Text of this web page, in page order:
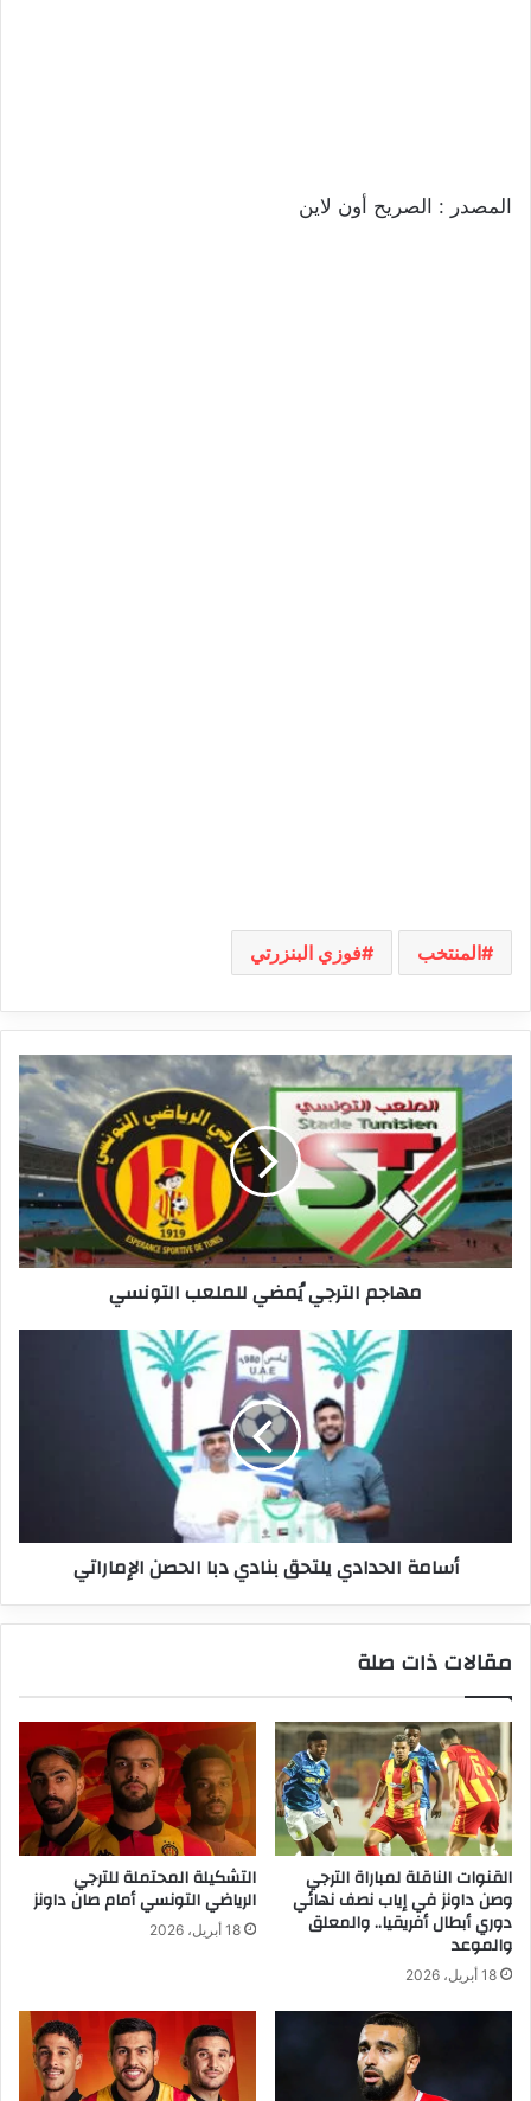
المصدر : الصريح أون لاين
المنتخب فوزي البنزرتي
مهاجم
الترجي
يُمضي
للملعب
التونسي
مهاجم الترجي يُمضي للملعب التونسي
أسامة الحدادي يلتحق بنادي دبا الحصن الإماراتي
مقالات ذات صلة
القنوات الناقلة لمباراة الترجي
وصن داونز في إياب نصف نهائي
دوري أبطال أفريقيا.. والمعلق
والموعد
18 أبريل، 2026
التشكيلة المحتملة للترجي
الرياضي التونسي أمام صان داونز
18 أبريل، 2026